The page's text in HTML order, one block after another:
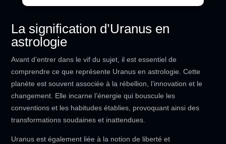
La signification d’Uranus en
astrologie
Avant d’entrer dans le vif du sujet, il est essentiel de
comprendre ce que représente Uranus en astrologie. Cette
planète est souvent associée à la rébellion, l’innovation et le
changement. Elle incarne l’énergie qui bouscule les
conventions et les habitudes établies, provoquant ainsi des
transformations soudaines et inattendues.
Uranus est également liée à la notion de liberté et